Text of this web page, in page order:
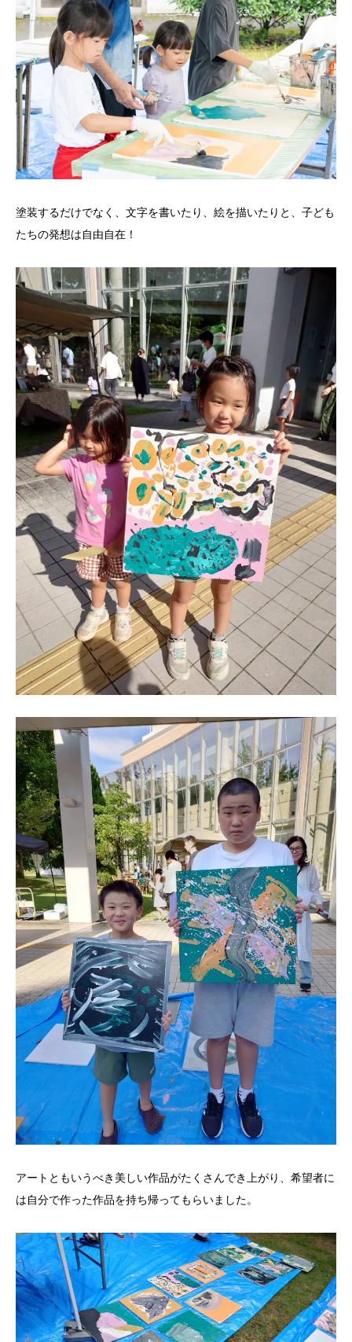
塗装するだけでなく、文字を書いたり、絵を描いたりと、子ども
たちの発想は自由自在！
アートともいうべき美しい作品がたくさんでき上がり、希望者に
は自分で作った作品を持ち帰ってもらいました。